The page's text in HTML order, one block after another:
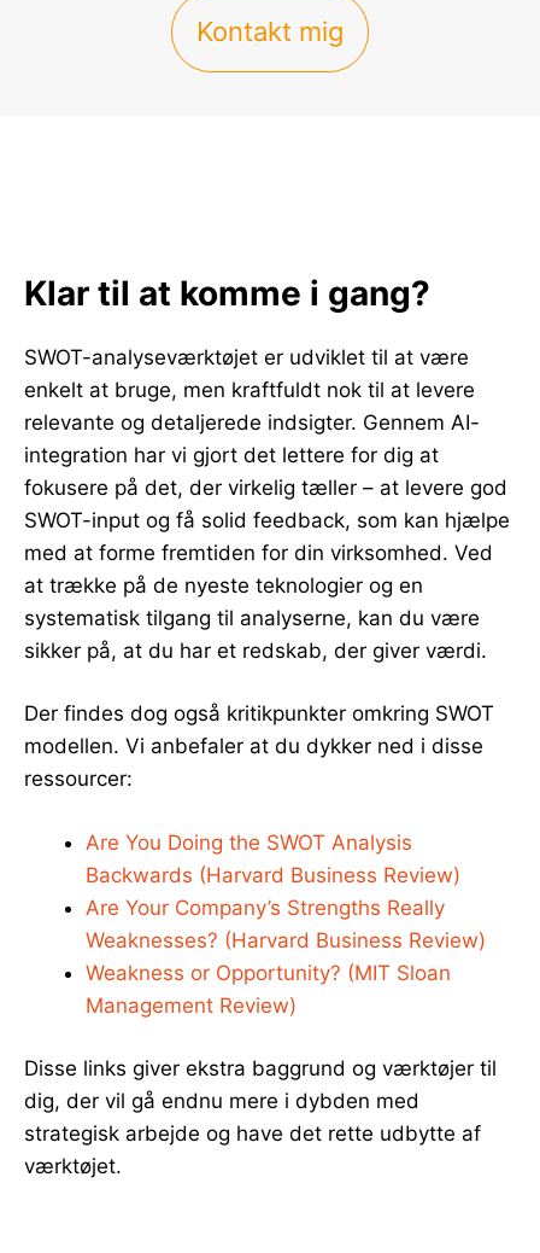
Kontakt mig
Klar til at komme i gang?
SWOT-analyseværktøjet er udviklet til at være
enkelt at bruge, men kraftfuldt nok til at levere
relevante og detaljerede indsigter. Gennem AI-
integration har vi gjort det lettere for dig at
fokusere på det, der virkelig tæller – at levere god
SWOT-input og få solid feedback, som kan hjælpe
med at forme fremtiden for din virksomhed. Ved
at trække på de nyeste teknologier og en
systematisk tilgang til analyserne, kan du være
sikker på, at du har et redskab, der giver værdi.
Der findes dog også kritikpunkter omkring SWOT
modellen. Vi anbefaler at du dykker ned i disse
ressourcer:
Are You Doing the SWOT Analysis
Backwards (Harvard Business Review)
Are Your Company’s Strengths Really
Weaknesses? (Harvard Business Review)
Weakness or Opportunity? (MIT Sloan
Management Review)
Disse links giver ekstra baggrund og værktøjer til
dig, der vil gå endnu mere i dybden med
strategisk arbejde og have det rette udbytte af
værktøjet.